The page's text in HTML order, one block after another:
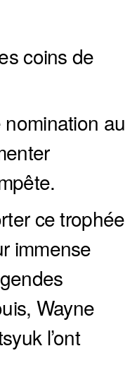
coins de
au
ce trophée
immense
Wayne
l’ont